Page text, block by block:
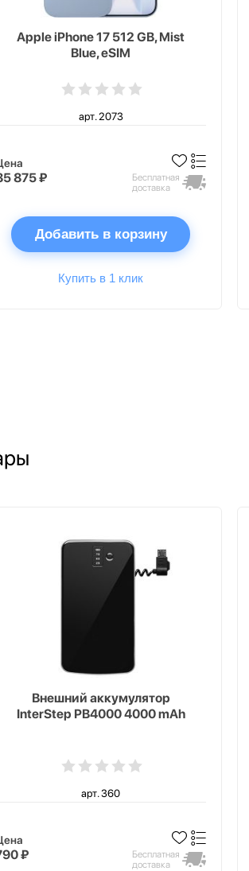
Apple iPhone 17 512 GB, Mist
Blue, eSIM
арт. 2073
875 ₽
Бесплатная
доставка
Добавить в корзину
Купить в 1 клик
Внешний аккумулятор
InterStep PB4000 4000 mAh
арт. 360
₽
Бесплатная
доставка